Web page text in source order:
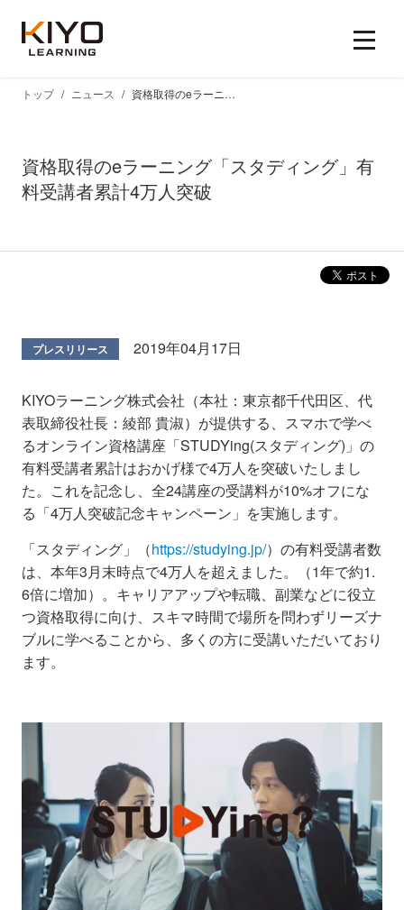
資格取得のeラーニング「スタディング」有
料受講者累計4万人突破
トップ ニュース 資格取得のeラーニング「スタディング」有料受講者累計4万人突破
プレスリリース 2019年04月17日
KIYOラーニング株式会社（本社：東京都千代田区、代
表取締役社長：綾部 貴淑）が提供する、スマホで学べ
るオンライン資格講座「STUDYing(スタディング)」の
有料受講者累計はおかげ様で4万人を突破いたしまし
た。これを記念し、全24講座の受講料が10%オフにな
る「4万人突破記念キャンペーン」を実施します。
「スタディング」（https://studying.jp/）の有料受講者数
は、本年3月末時点で4万人を超えました。（1年で約1.
6倍に増加）。キャリアアップや転職、副業などに役立
つ資格取得に向け、スキマ時間で場所を問わずリーズナ
ブルに学べることから、多くの方に受講いただいており
ます。